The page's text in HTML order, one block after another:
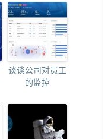
谈谈公司对员工
的监控